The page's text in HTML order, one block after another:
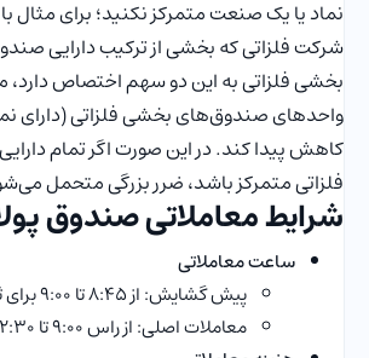
نماد یا یک صنعت متمرکز نکنید؛ برای مثال
شرکت فلزاتی که بخشی از ترکیب دارایی
بخشی فلزاتی به این دو سهم اختصاص
واحدهای صندوق‌های بخشی فلزاتی (دارای
کاهش پیدا کند. در این صورت اگر تمام
فلزاتی متمرکز باشد، ضرر بزرگی متحمل
شرایط معاملاتی صندوق
ساعت معاملاتی
پیش گشایش: از ۸:۴۵ تا ۹:۰۰ برای ثبت سفارش
معاملات اصلی: از راس ۹:۰۰ تا ۱۲:۳۰ انجام معاملات